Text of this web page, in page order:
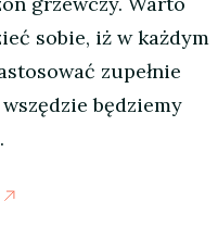
sobie, iż w każdym
zupełnie
będziemy